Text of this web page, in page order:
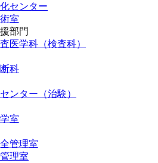
センター
室
部門
医学科（検査科）
科
ンター（治験）
室
管理室
理室